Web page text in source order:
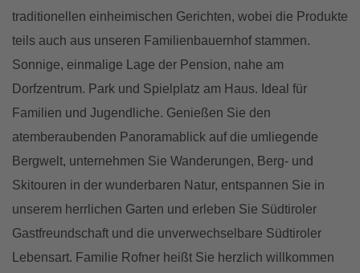
traditionellen einheimischen Gerichten, wobei die Produkte
teils auch aus unseren Familienbauernhof stammen.
Sonnige, einmalige Lage der Pension, nahe am
Dorfzentrum. Park und Spielplatz am Haus. Ideal für
Familien und Jugendliche. Genießen Sie den
atemberaubenden Panoramablick auf die umliegende
Bergwelt, unternehmen Sie Wanderungen, Berg- und
Skitouren in der wunderbaren Natur, entspannen Sie in
unserem herrlichen Garten und erleben Sie Südtiroler
Gastfreundschaft und die unverwechselbare Südtiroler
Lebensart. Familie Rofner heißt Sie herzlich willkommen